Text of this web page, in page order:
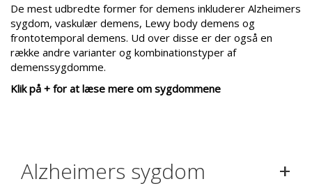
De mest udbredte former for demens inkluderer Alzheimers
sygdom, vaskulær demens, Lewy body demens og
frontotemporal demens. Ud over disse er der også en
række andre varianter og kombinationstyper af
demenssygdomme.
Klik på + for at læse mere om sygdommene
Alzheimers sygdom
+